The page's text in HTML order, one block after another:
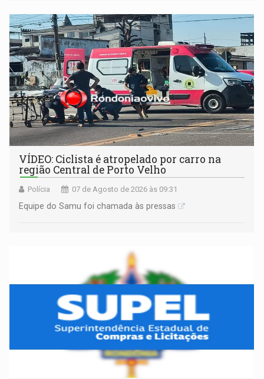
apreendido quando já estava dentro da sede da entidade
— em pleno ano eleitoral em Rondônia
VÍDEO: Ciclista é atropelado por carro na
região Central de Porto Velho
Polícia 07 de Agosto de 2026 às 09:31
Equipe do Samu foi chamada às pressas